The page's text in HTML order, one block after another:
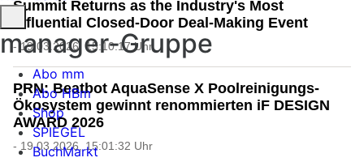
Summit Returns as the Industry's Most
Influential Closed-Door Deal-Making Event
- 19.03.2026, 15:10:17 Uhr
PRN: Beatbot AquaSense X Poolreinigungs-
Ökosystem gewinnt renommierten iF DESIGN
AWARD 2026
- 19.03.2026, 15:01:32 Uhr
manager-Gruppe
Abo mm
Abo HBm
Shop
SPIEGEL
BuchMarkt